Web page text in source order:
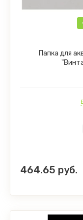
Папка для
464.65 руб.